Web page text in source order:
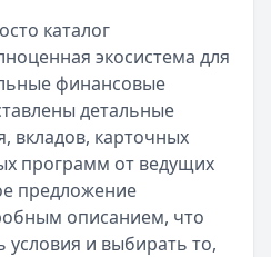
объяснил все
каталог
экосистема для
финансовые
детальные
вкладов, карточных
программ от ведущих
предложение
описанием, что
условия и выбирать то,